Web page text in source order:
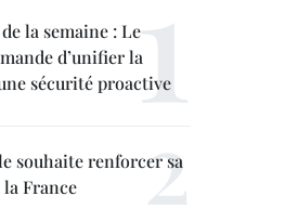
la semaine : Le
d’unifier la
sécurité proactive
souhaite renforcer sa
France